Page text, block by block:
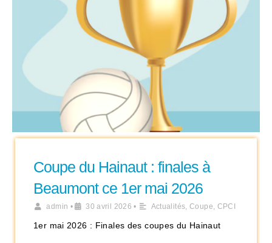
Coupe du Hainaut : finales à
Beaumont ce 1er mai 2026
admin • 30 avril 2026 • Actualités, Coupe, CPCI
1er mai 2026 : Finales des coupes du Hainaut